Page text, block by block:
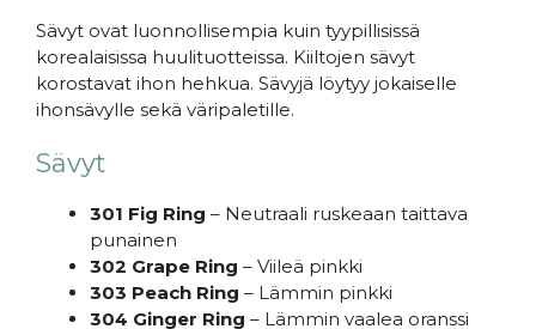
Sävyt ovat luonnollisempia kuin tyypillisissä
korealaisissa huulituotteissa. Kiiltojen sävyt
korostavat ihon hehkua. Sävyjä löytyy jokaiselle
ihonsävylle sekä väripaletille.
Sävyt
301 Fig Ring – Neutraali ruskeaan taittava
punainen
302 Grape Ring – Viileä pinkki
303 Peach Ring – Lämmin pinkki
304 Ginger Ring – Lämmin vaalea oranssi